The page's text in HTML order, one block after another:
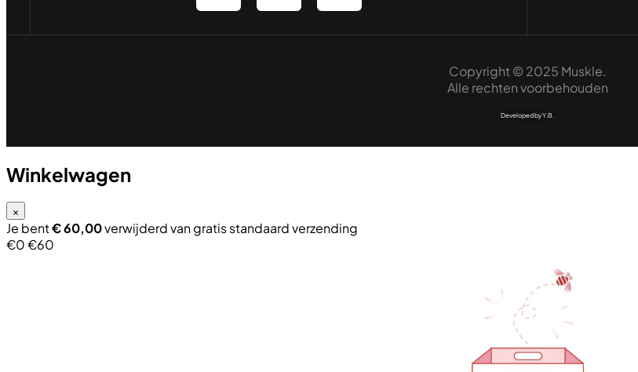
Copyright © 2025 Muskle.
Alle rechten voorbehouden
Developed by Y.B.
Winkelwagen
×
Je bent€60,00verwijderd van gratis standaard verzending
€0€60